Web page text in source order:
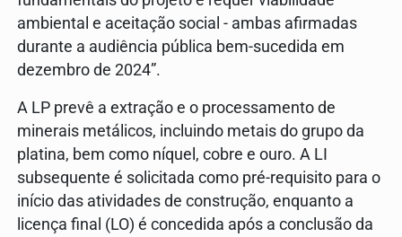
ambiental e aceitação social - ambas afirmadas
durante a audiência pública bem-sucedida em
dezembro de 2024”.
A LP prevê a extração e o processamento de
minerais metálicos, incluindo metais do grupo da
platina, bem como níquel, cobre e ouro. A LI
subsequente é solicitada como pré-requisito para o
início das atividades de construção, enquanto a
licença final (LO) é concedida após a conclusão da